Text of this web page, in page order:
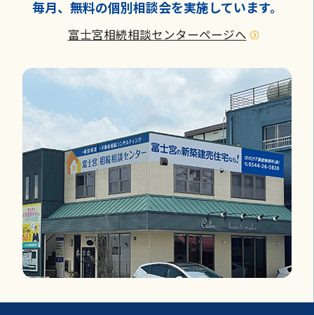
毎月、無料の個別相談会を実施しています。
富士宮相続相談センターページへ